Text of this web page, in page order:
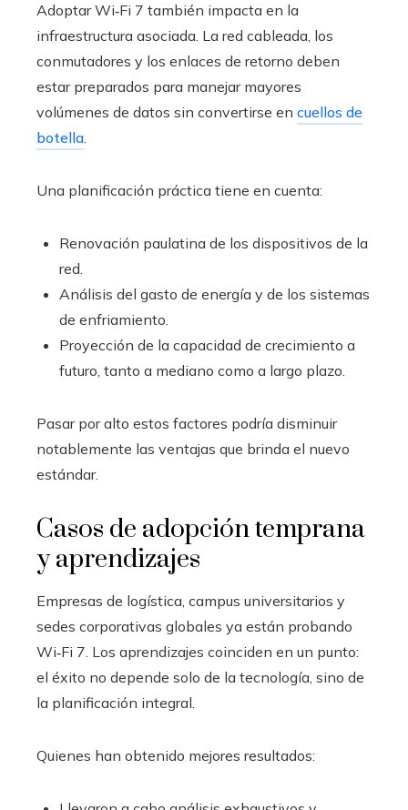
Adoptar Wi‑Fi 7 también impacta en la
infraestructura asociada. La red cableada, los
conmutadores y los enlaces de retorno deben
estar preparados para manejar mayores
volúmenes de datos sin convertirse en cuellos de
botella.
Una planificación práctica tiene en cuenta:
Renovación paulatina de los dispositivos de la
red.
Análisis del gasto de energía y de los sistemas
de enfriamiento.
Proyección de la capacidad de crecimiento a
futuro, tanto a mediano como a largo plazo.
Pasar por alto estos factores podría disminuir
notablemente las ventajas que brinda el nuevo
estándar.
Casos de adopción temprana
y aprendizajes
Empresas de logística, campus universitarios y
sedes corporativas globales ya están probando
Wi‑Fi 7. Los aprendizajes coinciden en un punto:
el éxito no depende solo de la tecnología, sino de
la planificación integral.
Quienes han obtenido mejores resultados: